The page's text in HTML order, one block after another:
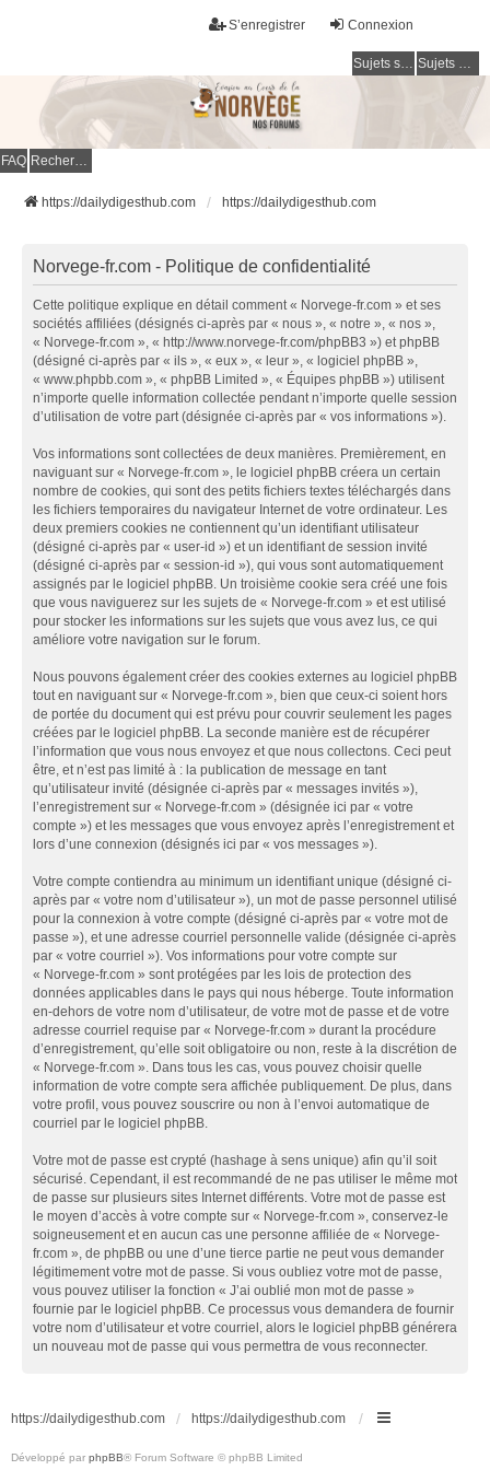
Connexion
S’enregistrer
Sujets sans réponse Sujets actifs
FAQ Rechercher
https://dailydigesthub.com https://dailydigesthub.com
Norvege-fr.com - Politique de confidentialité
Cette politique explique en détail comment « Norvege-fr.com » et ses
sociétés affiliées (désignés ci-après par « nous », « notre », « nos »,
« Norvege-fr.com », « http://www.norvege-fr.com/phpBB3 ») et phpBB
(désigné ci-après par « ils », « eux », « leur », « logiciel phpBB »,
« www.phpbb.com », « phpBB Limited », « Équipes phpBB ») utilisent
n’importe quelle information collectée pendant n’importe quelle session
d’utilisation de votre part (désignée ci-après par « vos informations »).
Vos informations sont collectées de deux manières. Premièrement, en
naviguant sur « Norvege-fr.com », le logiciel phpBB créera un certain
nombre de cookies, qui sont des petits fichiers textes téléchargés dans
les fichiers temporaires du navigateur Internet de votre ordinateur. Les
deux premiers cookies ne contiennent qu’un identifiant utilisateur
(désigné ci-après par « user-id ») et un identifiant de session invité
(désigné ci-après par « session-id »), qui vous sont automatiquement
assignés par le logiciel phpBB. Un troisième cookie sera créé une fois
que vous naviguerez sur les sujets de « Norvege-fr.com » et est utilisé
pour stocker les informations sur les sujets que vous avez lus, ce qui
améliore votre navigation sur le forum.
Nous pouvons également créer des cookies externes au logiciel phpBB
tout en naviguant sur « Norvege-fr.com », bien que ceux-ci soient hors
de portée du document qui est prévu pour couvrir seulement les pages
créées par le logiciel phpBB. La seconde manière est de récupérer
l’information que vous nous envoyez et que nous collectons. Ceci peut
être, et n’est pas limité à : la publication de message en tant
qu’utilisateur invité (désignée ci-après par « messages invités »),
l’enregistrement sur « Norvege-fr.com » (désignée ici par « votre
compte ») et les messages que vous envoyez après l’enregistrement et
lors d’une connexion (désignés ici par « vos messages »).
Votre compte contiendra au minimum un identifiant unique (désigné ci-
après par « votre nom d’utilisateur »), un mot de passe personnel utilisé
pour la connexion à votre compte (désigné ci-après par « votre mot de
passe »), et une adresse courriel personnelle valide (désignée ci-après
par « votre courriel »). Vos informations pour votre compte sur
« Norvege-fr.com » sont protégées par les lois de protection des
données applicables dans le pays qui nous héberge. Toute information
en-dehors de votre nom d’utilisateur, de votre mot de passe et de votre
adresse courriel requise par « Norvege-fr.com » durant la procédure
d’enregistrement, qu’elle soit obligatoire ou non, reste à la discrétion de
« Norvege-fr.com ». Dans tous les cas, vous pouvez choisir quelle
information de votre compte sera affichée publiquement. De plus, dans
votre profil, vous pouvez souscrire ou non à l’envoi automatique de
courriel par le logiciel phpBB.
Votre mot de passe est crypté (hashage à sens unique) afin qu’il soit
sécurisé. Cependant, il est recommandé de ne pas utiliser le même mot
de passe sur plusieurs sites Internet différents. Votre mot de passe est
le moyen d’accès à votre compte sur « Norvege-fr.com », conservez-le
soigneusement et en aucun cas une personne affiliée de « Norvege-
fr.com », de phpBB ou une d’une tierce partie ne peut vous demander
légitimement votre mot de passe. Si vous oubliez votre mot de passe,
vous pouvez utiliser la fonction « J’ai oublié mon mot de passe »
fournie par le logiciel phpBB. Ce processus vous demandera de fournir
votre nom d’utilisateur et votre courriel, alors le logiciel phpBB générera
un nouveau mot de passe qui vous permettra de vous reconnecter.
https://dailydigesthub.com https://dailydigesthub.com
Développé par phpBB® Forum Software © phpBB Limited